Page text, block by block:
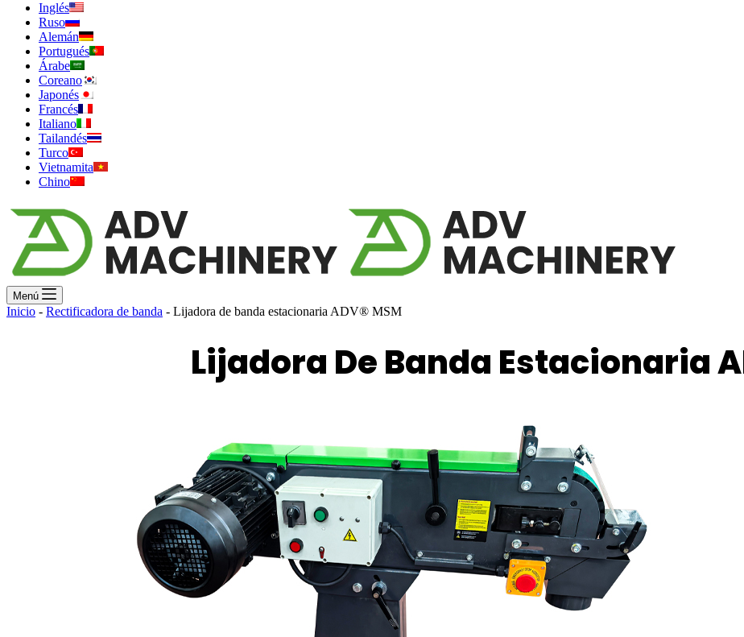
Inglés
Ruso
Alemán
Portugués
Árabe
Coreano
Japonés
Francés
Italiano
Tailandés
Turco
Vietnamita
Chino
Menú
Inicio - Rectificadora de banda - Lijadora de banda estacionaria ADV® MSM
Lijadora De Banda Estacionaria